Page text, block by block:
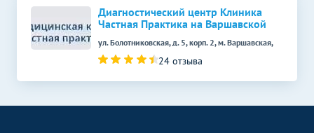
Диагностический центр Клиника
Частная Практика на Варшавской
ул. Болотниковская, д. 5, корп. 2, м. Варшавская,
24 отзыва